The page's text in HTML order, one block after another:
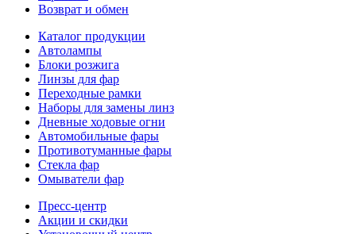
Возврат и обмен
Каталог продукции
Автолампы
Блоки розжига
Линзы для фар
Переходные рамки
Наборы для замены линз
Дневные ходовые огни
Автомобильные фары
Противотуманные фары
Стекла фар
Омыватели фар
Пресс-центр
Акции и скидки